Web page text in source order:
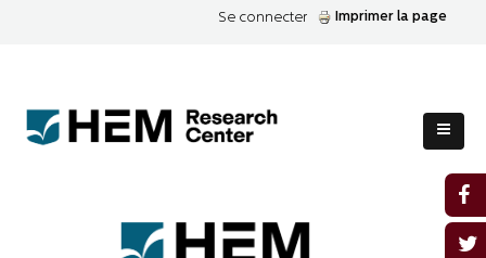
Se connecter Imprimer la page